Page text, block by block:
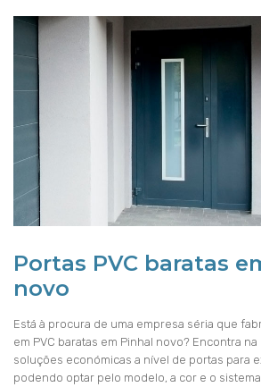
Portas PVC baratas
novo
Está à procura de uma empresa séria que
em PVC baratas em Pinhal novo? Encontra
soluções económicas a nível de portas para
podendo optar pelo modelo, a cor e o